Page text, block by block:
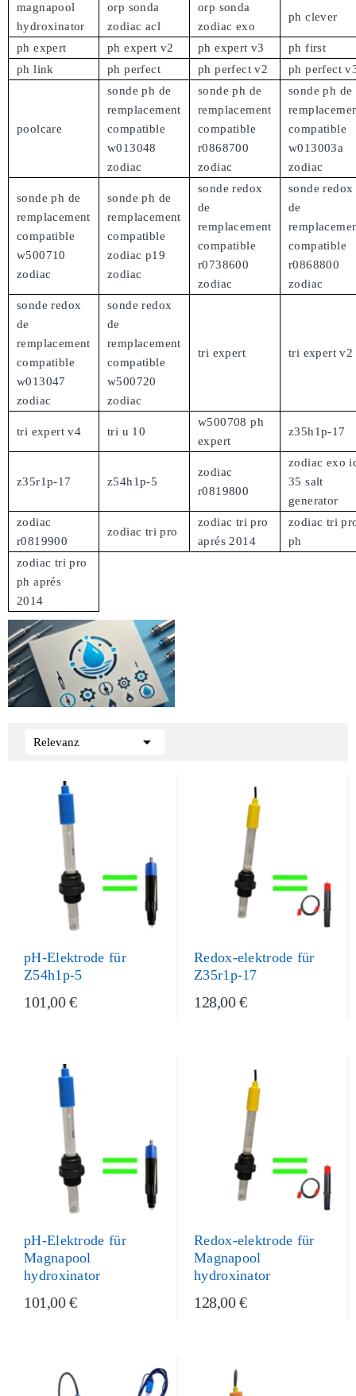
magnapool
hydroxinator
orp sonda
zodiac acl
orp sonda
zodiac exo
ph clever
ph expert ph expert v2 ph expert v3
ph first
ph link
ph perfect ph perfect v2 ph perfect
poolcare
sonde ph de
remplacement
compatible
w013048
zodiac
sonde ph de
remplacement
compatible
r0868700
zodiac
sonde ph de
compatible
w013003a
zodiac
sonde ph de
remplacement
compatible
w500710
zodiac
sonde ph de
remplacement
compatible
zodiac p19
zodiac
sonde redox
de
remplacement
compatible
r0738600
zodiac
sonde redox
de
compatible
r0868800
zodiac
sonde redox
de
remplacement
compatible
w013047
zodiac
sonde redox
de
remplacement
compatible
w500720
zodiac
tri expert tri expert v2
tri expert v4 tri u 10
w500708 ph
expert
z35h1p-17
z35r1p-17 z54h1p-5
zodiac
r0819800
zodiac exo
35 salt
generator
zodiac
r0819900
zodiac tri pro
zodiac tri pro
aprés 2014
zodiac tri
ph
zodiac tri pro
ph aprés
2014
Relevanz 
pH-Elektrode für
Z54h1p-5
101,00 €
Redox-elektrode für
Z35r1p-17
128,00 €
pH-Elektrode für
Magnapool
hydroxinator
101,00 €
Redox-elektrode für
Magnapool
hydroxinator
128,00 €